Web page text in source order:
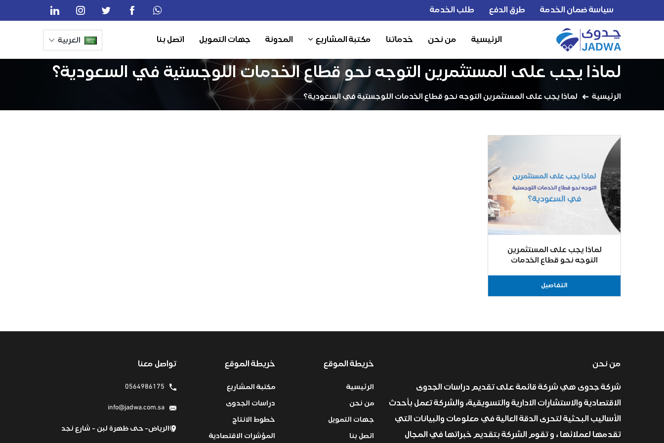
سياسة ضمان الخدمة طرق الدفع طلب الخدمة
الرئيسية من نحن خدماتنا مكتبة المشاريع المدونة جهات التمويل اتصل بنا العربية
لماذا يجب على المستثمرين التوجه نحو قطاع الخدمات اللوجستية في السعودية؟
الرئيسية لماذا يجب على المستثمرين التوجه نحو قطاع الخدمات اللوجستية في السعودية؟
لماذا يجب على المستثمرين
التوجه نحو قطاع الخدمات
التفاصيل
من نحن
شركة جدوى هي شركة قائمة على تقديم دراسات الجدوى
الاقتصادية والاستشارات الادارية والتسويقية، والشركة تعمل بأحدث
الأساليب البحثية لتحرى الدقة العالية في معلومات والبيانات التي
تقدمها لعملائها ، و تقوم الشركة بتقديم خبراتها في المجال
خريطة الموقع
الرئيسية
من نحن
جهات التمويل
اتصل بنا
خريطة الموقع
مكتبة المشاريع
دراسات الجدوى
خطوط الانتاج
المؤشرات الاقتصادية
تواصل معنا
0564986175
info@jadwa.com.sa
الرياض- حى ظهرة لبن - شارع نجد